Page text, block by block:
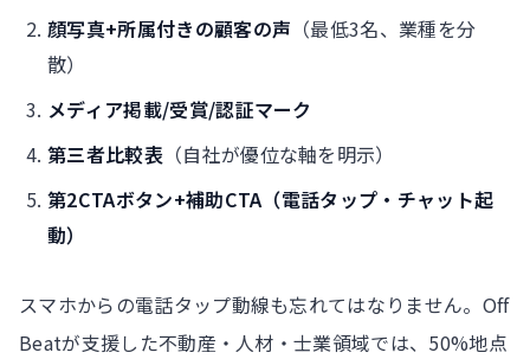
顔写真+所属付きの顧客の声 （最低3名、業種を分
散）
メディア掲載/受賞/認証マーク
第三者比較表 （自社が優位な軸を明示）
第2CTAボタン+補助CTA（電話タップ・チャット起
動）
スマホからの電話タップ動線も忘れてはなりません。Off
Beatが支援した不動産・人材・士業領域では、50%地点